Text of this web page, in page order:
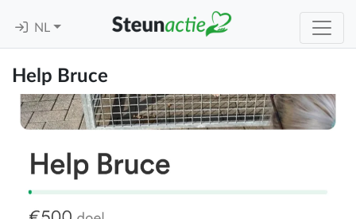
NL
Help Bruce